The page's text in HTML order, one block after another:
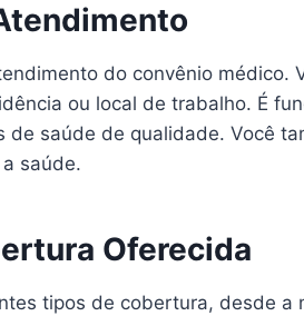
do convênio
ou local de trabalho. É
de saúde de qualidade. Você
saúde.
Oferecida
tipos de cobertura, desde